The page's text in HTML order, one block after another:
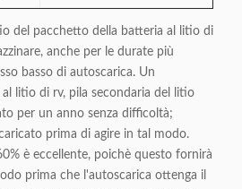
del pacchetto della batteria al litio di
anche per le durate più
basso di autoscarica. Un
litio di rv, pila secondaria del litio
per un anno senza difficoltà;
prima di agire in tal modo.
è eccellente, poichè questo fornirà
prima che l'autoscarica ottenga il